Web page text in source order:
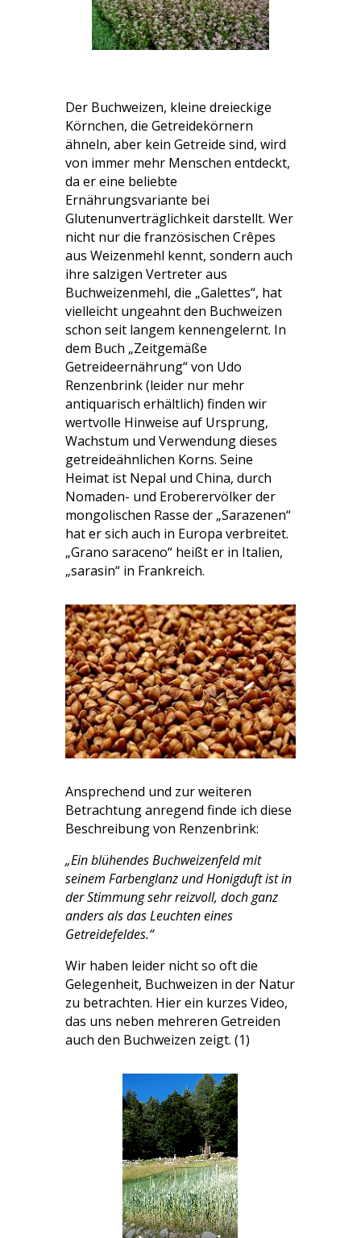
Der Buchweizen, kleine dreieckige
Körnchen, die Getreidekörnern
ähneln, aber kein Getreide sind, wird
von immer mehr Menschen entdeckt,
da er eine beliebte
Ernährungsvariante bei
Glutenunverträglichkeit darstellt. Wer
nicht nur die französischen Crêpes
aus Weizenmehl kennt, sondern auch
ihre salzigen Vertreter aus
Buchweizenmehl, die „Galettes“, hat
vielleicht ungeahnt den Buchweizen
schon seit langem kennengelernt. In
dem Buch „Zeitgemäße
Getreideernährung“ von Udo
Renzenbrink (leider nur mehr
antiquarisch erhältlich) finden wir
wertvolle Hinweise auf Ursprung,
Wachstum und Verwendung dieses
getreideähnlichen Korns. Seine
Heimat ist Nepal und China, durch
Nomaden- und Eroberervölker der
mongolischen Rasse der „Sarazenen“
hat er sich auch in Europa verbreitet.
„Grano saraceno“ heißt er in Italien,
„sarasin“ in Frankreich.
Ansprechend und zur weiteren
Betrachtung anregend finde ich diese
Beschreibung von Renzenbrink:
„Ein blühendes Buchweizenfeld mit
seinem Farbenglanz und Honigduft ist in
der Stimmung sehr reizvoll, doch ganz
anders als das Leuchten eines
Getreidefeldes.“
Wir haben leider nicht so oft die
Gelegenheit, Buchweizen in der Natur
zu betrachten. Hier ein kurzes Video,
das uns neben mehreren Getreiden
auch den Buchweizen zeigt. (1)